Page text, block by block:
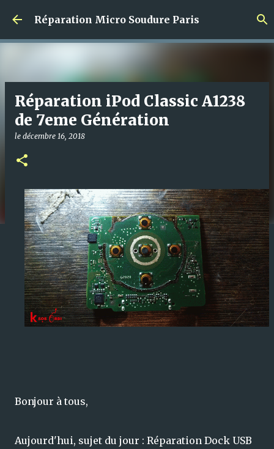
Accéder au contenu principal
Réparation Micro Soudure Paris
Réparation iPod Classic A1238
de 7eme Génération
le décembre 16, 2018
Bonjour à tous,
Aujourd'hui, sujet du jour : Réparation Dock USB